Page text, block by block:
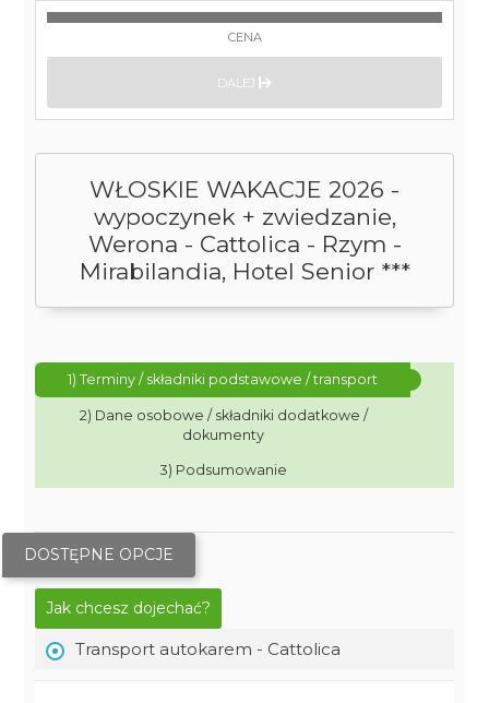
WŁOSKIE WAKACJE 2026 -
wypoczynek + zwiedzanie,
Werona - Cattolica - Rzym -
Mirabilandia, Hotel Senior ***
1) Terminy / składniki podstawowe / transport
2) Dane osobowe / składniki dodatkowe /
dokumenty
3) Podsumowanie
DOSTĘPNE OPCJE
Jak chcesz dojechać?
Transport autokarem - Cattolica
CENA
DALEJ